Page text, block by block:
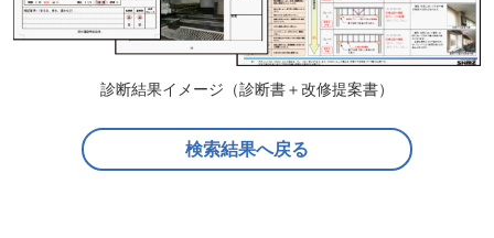
診断結果イメージ（診断書＋改修提案書）
検索結果へ戻る